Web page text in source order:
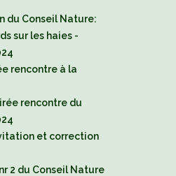
du Conseil Nature:
sur les haies -
rencontre à la
rencontre du
et correction
2 du Conseil Nature